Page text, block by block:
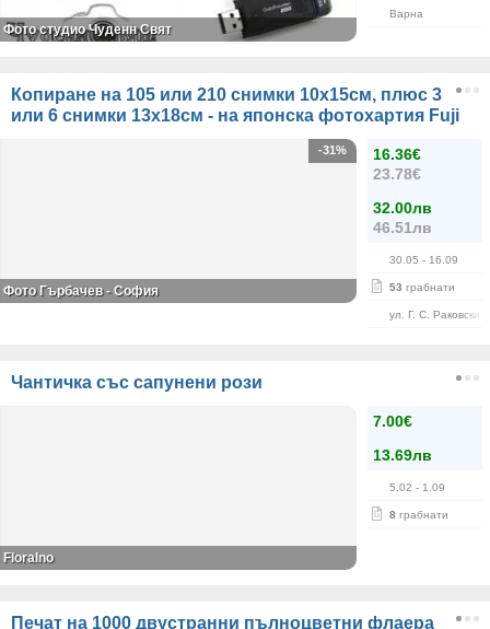
Варна
Фото студио Чуденн Свят
Копиране на 105 или 210 снимки 10х15см, плюс 3
или 6 снимки 13х18см - на японска фотохартия Fuji
16.36€
23.78€
32.00лв
46.51лв
30.05 - 16.09
53 грабнати
ул. Г. С. Раковски
-31%
Фото Гърбачев - София
Чантичка със сапунени рози
7.00€
13.69лв
5.02 - 1.09
8 грабнати
Floralno
Печат на 1000 двустранни пълноцветни флаера